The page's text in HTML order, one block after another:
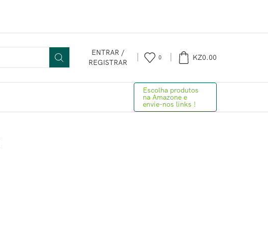
ENTRAR /
REGISTRAR
0 KZ0.00
Escolha produtos
na Amazone e
envie-nos links !